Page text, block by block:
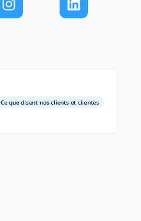
Ce que disent nos clients et clientes